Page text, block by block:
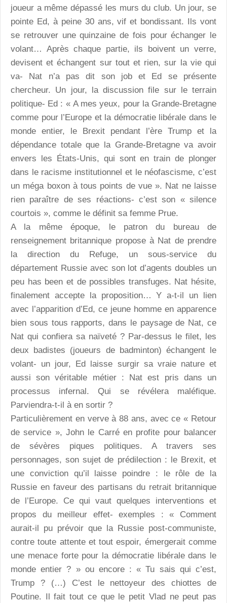
joueur a même dépassé les murs du club. Un jour, se
pointe Ed, à peine 30 ans, vif et bondissant. Ils vont
se retrouver une quinzaine de fois pour échanger le
volant… Après chaque partie, ils boivent un verre,
devisent et échangent sur tout et rien, sur la vie qui
va- Nat n’a pas dit son job et Ed se présente
chercheur. Un jour, la discussion file sur le terrain
politique- Ed : « A mes yeux, pour la Grande-Bretagne
comme pour l’Europe et la démocratie libérale dans le
monde entier, le Brexit pendant l’ère Trump et la
dépendance totale que la Grande-Bretagne va avoir
envers les États-Unis, qui sont en train de plonger
dans le racisme institutionnel et le néofascisme, c’est
un méga boxon à tous points de vue ». Nat ne laisse
rien paraître de ses réactions- c’est son « silence
courtois », comme le définit sa femme Prue.
A la même époque, le patron du bureau de
renseignement britannique propose à Nat de prendre
la direction du Refuge, un sous-service du
département Russie avec son lot d’agents doubles un
peu has been et de possibles transfuges. Nat hésite,
finalement accepte la proposition… Y a-t-il un lien
avec l’apparition d’Ed, ce jeune homme en apparence
bien sous tous rapports, dans le paysage de Nat, ce
Nat qui confiera sa naïveté ? Par-dessus le filet, les
deux badistes (joueurs de badminton) échangent le
volant- un jour, Ed laisse surgir sa vraie nature et
aussi son véritable métier : Nat est pris dans un
processus infernal. Qui se révélera maléfique.
Parviendra-t-il à en sortir ?
Particulièrement en verve à 88 ans, avec ce « Retour
de service », John le Carré en profite pour balancer
de sévères piques politiques. A travers ses
personnages, son sujet de prédilection : le Brexit, et
une conviction qu’il laisse poindre : le rôle de la
Russie en faveur des partisans du retrait britannique
de l’Europe. Ce qui vaut quelques interventions et
propos du meilleur effet- exemples : « Comment
aurait-il pu prévoir que la Russie post-communiste,
contre toute attente et tout espoir, émergerait comme
une menace forte pour la démocratie libérale dans le
monde entier ? » ou encore : « Tu sais qui c’est,
Trump ? (…) C’est le nettoyeur des chiottes de
Poutine. Il fait tout ce que le petit Vlad ne peut pas